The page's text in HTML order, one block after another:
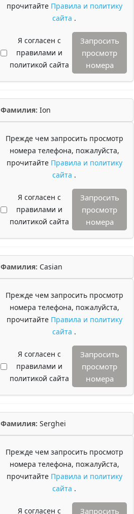
прочитайте Правила и политику
сайта .
Я согласен с
правилами и
политикой сайта
Запросить
просмотр
номера
Фамилия: Ion
Прежде чем запросить просмотр
номера телефона, пожалуйста,
прочитайте Правила и политику
сайта .
Я согласен с
правилами и
политикой сайта
Запросить
просмотр
номера
Фамилия: Casian
Прежде чем запросить просмотр
номера телефона, пожалуйста,
прочитайте Правила и политику
сайта .
Я согласен с
правилами и
политикой сайта
Запросить
просмотр
номера
Фамилия: Serghei
Прежде чем запросить просмотр
номера телефона, пожалуйста,
прочитайте Правила и политику
сайта .
Я согласен с Запросить